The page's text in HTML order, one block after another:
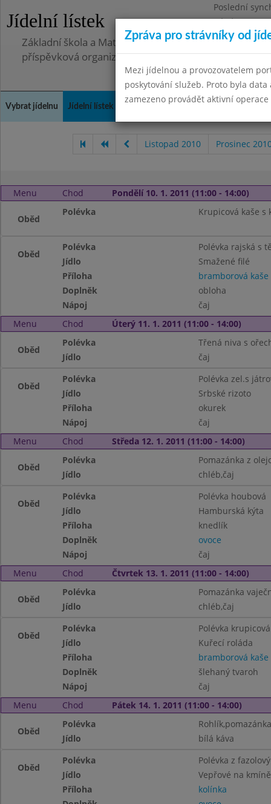
Jídelní lístek
Poslední
Pátek
Základní škola a Mateřská škola, Deblín, okres Brno-
příspěvková organizace
Vybrat jídelnu Jídelní lístek Kontakty a informace
Listopad 2010 Prosinec
Menu Chod Pondělí 10. 1. 2011 (11:00 - 14:00)
Oběd
Polévka Krupicová kaše s
Oběd
Polévka
Polévka rajská s
Jídlo
Smažené filé
Příloha
bramborová kaše
Doplněk
obloha
Nápoj
čaj
Menu
Chod Úterý 11. 1. 2011 (11:00 - 14:00)
Oběd
Polévka
Třená niva s
Jídlo
čaj
Oběd
Polévka
Polévka zel.s
Jídlo
Srbské rizoto
Příloha
okurek
Nápoj
čaj
Menu
Chod Středa 12. 1. 2011 (11:00 - 14:00)
Oběd
Polévka
Pomazánka z
Jídlo
chléb,čaj
Oběd
Polévka
Polévka houbová
Jídlo
Hamburská kýta
Příloha
knedlík
Doplněk
ovoce
Nápoj
čaj
Menu
Chod Čtvrtek 13. 1. 2011 (11:00 - 14:00)
Oběd
Polévka
Pomazánka
Jídlo
chléb,čaj
Oběd
Polévka
Polévka
Jídlo
Kuřecí roláda
Příloha
bramborová kaše
Doplněk
šlehaný tvaroh
Nápoj
čaj
Menu
Chod Pátek 14. 1. 2011 (11:00 - 14:00)
Oběd
Polévka
Jídlo
bílá káva
Oběd
Polévka
Polévka z
Jídlo
Vepřové na kmíně
Příloha
kolínka
Zpráva pro strávníky od
Mezi jídelnou a provozovatelem
poskytování služeb. Proto byla
zamezeno provádět aktivní